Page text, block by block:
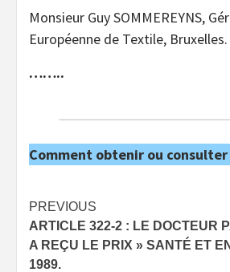
Monsieur Guy SOMMEREYNS,
Européenne de Textile, Bruxelles.
……..
Comment obtenir ou consulter
Post
navigation
PREVIOUS
ARTICLE 322-2 : LE DOCTEUR
A REÇU LE PRIX » SANTÉ ET
1989.